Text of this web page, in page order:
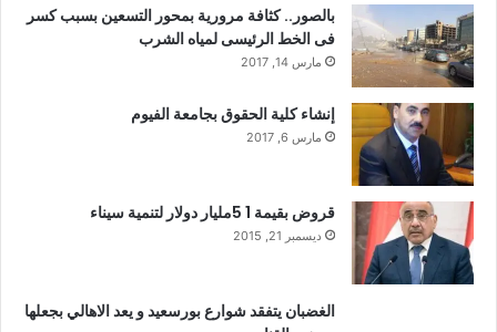
بالصور.. كثافة مرورية بمحور التسعين بسبب كسر
فى الخط الرئيسى لمياه الشرب
مارس 14, 2017
إنشاء كلية الحقوق بجامعة الفيوم
مارس 6, 2017
قروض بقيمة 1 5مليار دولار لتنمية سيناء
ديسمبر 21, 2015
الغضبان يتفقد شوارع بورسعيد و يعد الاهالي بجعلها